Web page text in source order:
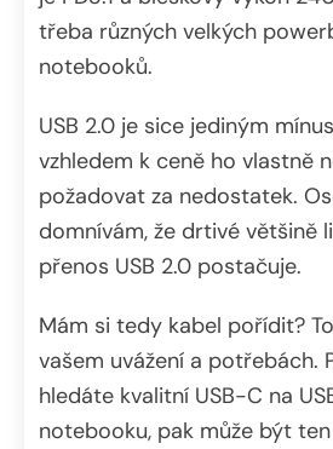
třeba různých velkých
notebooků.
USB 2.0 je sice jediným
vzhledem k ceně ho vlastně
požadovat za nedostatek.
domnívám, že drtivé většině
přenos USB 2.0 postačuje.
Mám si tedy kabel pořídit?
vašem uvážení a potřebách.
hledáte kvalitní USB-C na
notebooku, pak může být ten